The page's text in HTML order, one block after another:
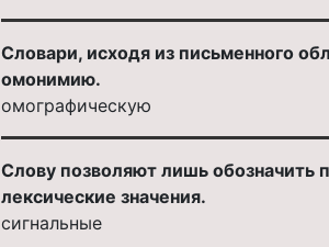
Словари, исходя из письменного
омонимию.
омографическую
Слову позволяют лишь обозначить
лексические значения.
сигнальные